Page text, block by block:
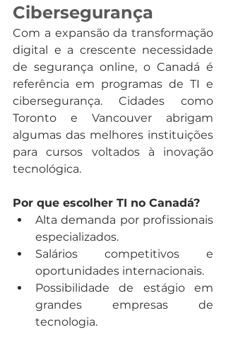
Cibersegurança
Com a expansão da transformação
digital e a crescente necessidade
de segurança online, o Canadá é
referência em programas de TI e
cibersegurança. Cidades como
Toronto e Vancouver abrigam
algumas das melhores instituições
para cursos voltados à inovação
tecnológica.
Por que escolher TI no Canadá?
Alta demanda por profissionais
especializados.
Salários competitivos e
oportunidades internacionais.
Possibilidade de estágio em
grandes empresas de
tecnologia.